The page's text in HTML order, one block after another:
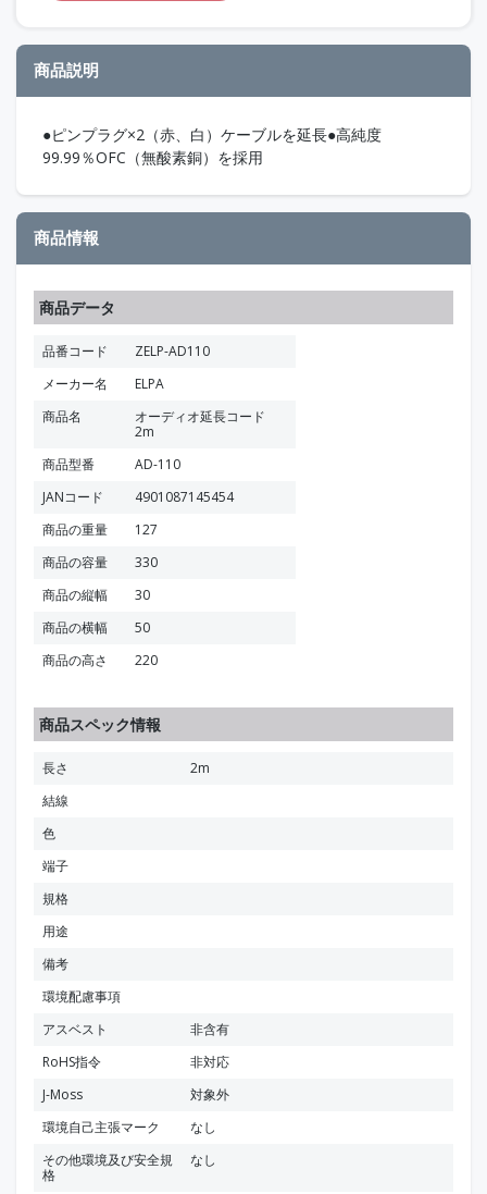
商品説明
●ピンプラグ×2（赤、白）ケーブルを延長●高純度
99.99％OFC（無酸素銅）を採用
商品情報
商品データ
品番コード
ZELP-AD110
メーカー名
ELPA
商品名
オーディオ延長コード
2m
商品型番
AD-110
JANコード
4901087145454
商品の重量
127
商品の容量
330
商品の縦幅
30
商品の横幅
50
商品の高さ
220
商品スペック情報
長さ
2m
結線
色
端子
規格
用途
備考
環境配慮事項
アスベスト
非含有
RoHS指令
非対応
J-Moss
対象外
環境自己主張マーク
なし
その他環境及び安全規
格
なし